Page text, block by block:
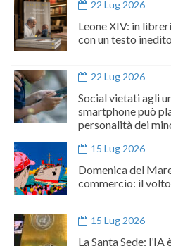
22 Lug 2026
Leone XIV: in
con un testo
22 Lug 2026
Social vietati agli
smartphone può
personalità dei
15 Lug 2026
Domenica del
commercio: il
15 Lug 2026
La Santa Sede: